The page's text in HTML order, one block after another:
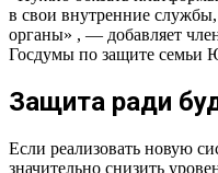
в свои внутренние
органы» , — добавляет
Госдумы по защите семьи
Защита ради
Если реализовать новую
значительно снизить